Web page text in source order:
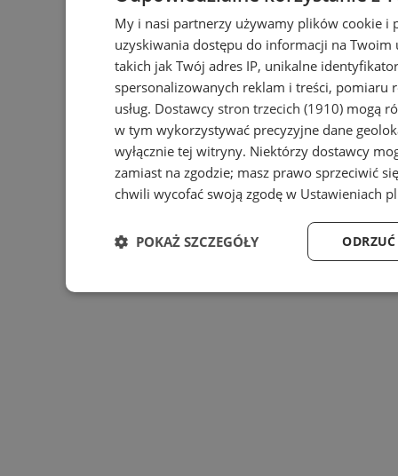
My i nasi partnerzy używamy plików cookie
uzyskiwania dostępu do informacji na
takich jak Twój adres IP, unikalne
spersonalizowanych reklam i treści, pomiaru
usług. Dostawcy stron trzecich (1910) mogą
w tym wykorzystywać precyzyjne dane
wyłącznie tej witryny. Niektórzy dostawcy
zamiast na zgodzie; masz prawo sprzeciwić
chwili wycofać swoją zgodę w Ustawieniach
POKAŻ SZCZEGÓŁY
Niezbędne Wydajność